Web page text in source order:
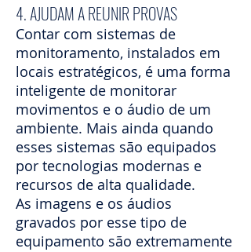
4. AJUDAM A REUNIR PROVAS
Contar com sistemas de
monitoramento, instalados em
locais estratégicos, é uma forma
inteligente de monitorar
movimentos e o áudio de um
ambiente. Mais ainda quando
esses sistemas são equipados
por tecnologias modernas e
recursos de alta qualidade.
As imagens e os áudios
gravados por esse tipo de
equipamento são extremamente